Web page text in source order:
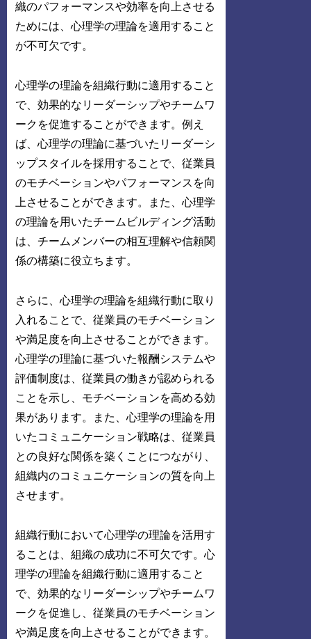
織のパフォーマンスや効率を向上させる
ためには、心理学の理論を適用すること
が不可欠です。
心理学の理論を組織行動に適用すること
で、効果的なリーダーシップやチームワ
ークを促進することができます。例え
ば、心理学の理論に基づいたリーダーシ
ップスタイルを採用することで、従業員
のモチベーションやパフォーマンスを向
上させることができます。また、心理学
の理論を用いたチームビルディング活動
は、チームメンバーの相互理解や信頼関
係の構築に役立ちます。
さらに、心理学の理論を組織行動に取り
入れることで、従業員のモチベーション
や満足度を向上させることができます。
心理学の理論に基づいた報酬システムや
評価制度は、従業員の働きが認められる
ことを示し、モチベーションを高める効
果があります。また、心理学の理論を用
いたコミュニケーション戦略は、従業員
との良好な関係を築くことにつながり、
組織内のコミュニケーションの質を向上
させます。
組織行動において心理学の理論を活用す
ることは、組織の成功に不可欠です。心
理学の理論を組織行動に適用すること
で、効果的なリーダーシップやチームワ
ークを促進し、従業員のモチベーション
や満足度を向上させることができます。